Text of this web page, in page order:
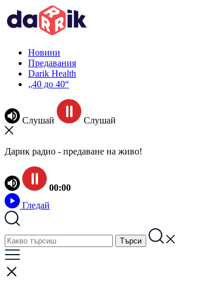
Новини
Предавания
Darik Health
„40 до 40“
Слушай Слушай
Дарик радио - предаване на живо!
00:00
Гледай